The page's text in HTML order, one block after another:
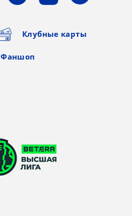
Клубные карты
Фаншоп